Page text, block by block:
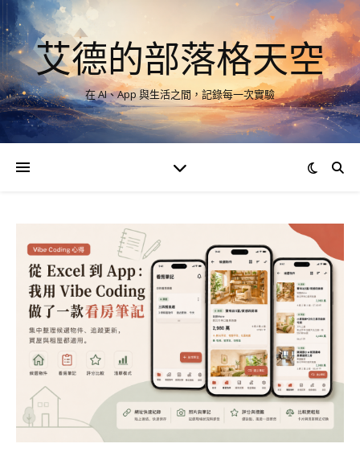
艾德的部落格天空
在 AI、App 與生活之間，記錄每一次實驗